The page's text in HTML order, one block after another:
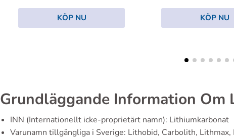
KÖP NU KÖP NU
Grundläggande Information Om
INN (Internationellt icke-proprietärt namn): Lithiumkarbonat
Varunamn tillgängliga i Sverige: Lithobid, Carbolith,